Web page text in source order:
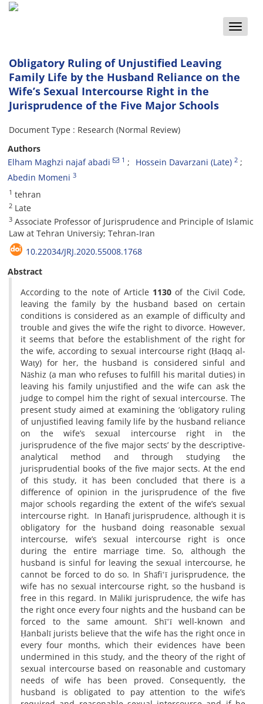
Toggle
Obligatory Ruling of Unjustified Leaving
Family Life by the Husband Reliance on the
Wife’s Sexual Intercourse Right in the
Jurisprudence of the Five Major Schools
Document Type : Research (Normal Review)
Authors
Elham Maghzi najaf abadi
1 Hossein Davarzani (Late) 2
Abedin Momeni 3
1 tehran
2 Late
3 Associate Professor of Jurisprudence and Principle of Islamic
Law at Tehran Universiy; Tehran-Iran
10.22034/JRJ.2020.55008.1768
Abstract
According to the note of Article 1130 of the Civil Code,
leaving the family by the husband based on certain
conditions is considered as an example of difficulty and
trouble and gives the wife the right to divorce. However,
it seems that before the establishment of the right for
the wife, according to sexual intercourse right (Ḥaqq al-
Waṭy) for her, the husband is considered sinful and
Nāshiz (a man who refuses to fulfill his marital duties) in
leaving his family unjustified and the wife can ask the
judge to compel him the right of sexual intercourse. The
present study aimed at examining the ‘obligatory ruling
of unjustified leaving family life by the husband reliance
on the wife’s sexual intercourse right in the
jurisprudence of the five major sects’ by the descriptive-
analytical method and through studying the
jurisprudential books of the five major sects. At the end
of this study, it has been concluded that there is a
difference of opinion in the jurisprudence of the five
major schools regarding the extent of the wife’s sexual
intercourse right. In Ḥanafī jurisprudence, although it is
obligatory for the husband doing reasonable sexual
intercourse, wife’s sexual intercourse right is once
during the entire marriage time. So, although the
husband is sinful for leaving the sexual intercourse, he
cannot be forced to do so. In Shāfiʻī jurisprudence, the
wife has no sexual intercourse right, so the husband is
free in this regard. In Mālikī jurisprudence, the wife has
the right once every four nights and the husband can be
forced to the same amount. Shīʻī well-known and
Ḥanbalī jurists believe that the wife has the right once in
every four months, which their evidences have been
undermined in this study, and the theory of the right of
sexual intercourse based on reasonable and customary
needs of wife has been proved. Consequently, the
husband is obligated to pay attention to the wife’s